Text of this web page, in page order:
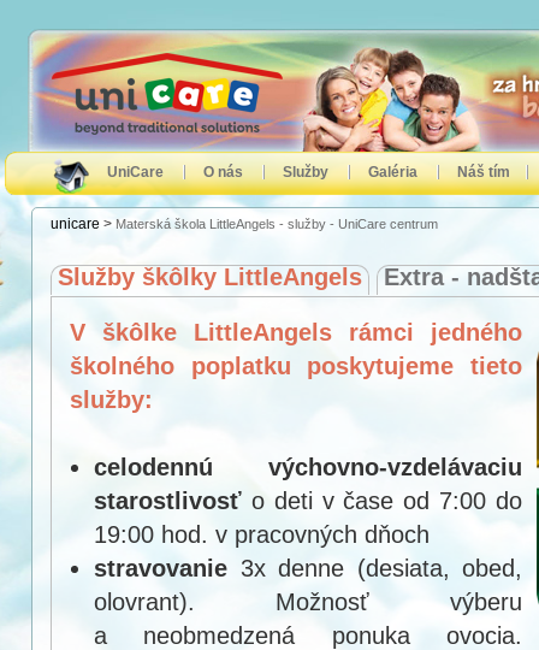
UniCare O nás Služby Galéria Náš tím
unicare > Materská škola LittleAngels - služby - UniCare centrum
Služby škôlky LittleAngels Extra -
V škôlke LittleAngels rámci jedného
školného poplatku poskytujeme tieto
služby:
celodennú výchovno-vzdelávaciu
starostlivosť o deti v čase od 7:00 do
19:00 hod. v pracovných dňoch
stravovanie 3x denne (desiata, obed,
olovrant). Možnosť výberu
a neobmedzená ponuka ovocia.